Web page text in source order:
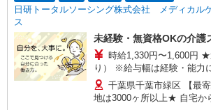
日研トータルソーシング株式会社 メディカル
ス
未経験・無資格OKの介護
時給1,330円〜1,600円
り） ※給与幅は経験・能力
千葉県千葉市緑区 【最寄駅
地は3000ヶ所以上★ 自宅か